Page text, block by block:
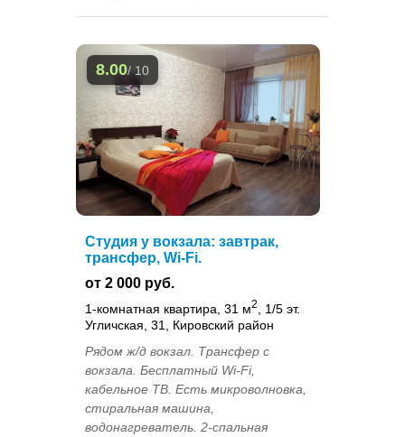
8.00/ 10
Студия у вокзала: завтрак,
трансфер, Wi-Fi.
от 2 000 руб.
1-комнатная квартира, 31 м2
, 1/5 эт.
Угличская, 31, Кировский район
Рядом ж/д вокзал. Трансфер с
вокзала. Бесплатный Wi-Fi,
кабельное ТВ. Есть микроволновка,
стиральная машина,
водонагреватель. 2-спальная